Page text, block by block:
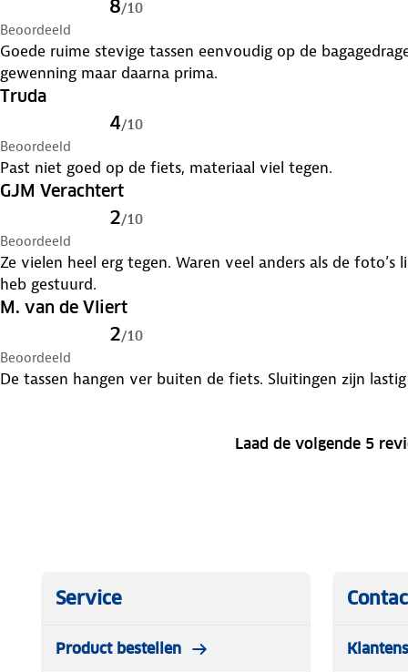
Reflecterende strepen
Kleur: Zwart
8/10
Beoordeeld
Goede ruime stevige tassen eenvoudig op de
gewenning maar daarna prima.
Truda
4/10
Beoordeeld
Past niet goed op de fiets, materiaal viel tegen.
GJM Verachtert
2/10
Beoordeeld
Ze vielen heel erg tegen. Waren veel anders als de
heb gestuurd.
M. van de Vliert
2/10
Beoordeeld
De tassen hangen ver buiten de fiets. Sluitingen zijn
Laad de volgende 5
Service
Product bestellen